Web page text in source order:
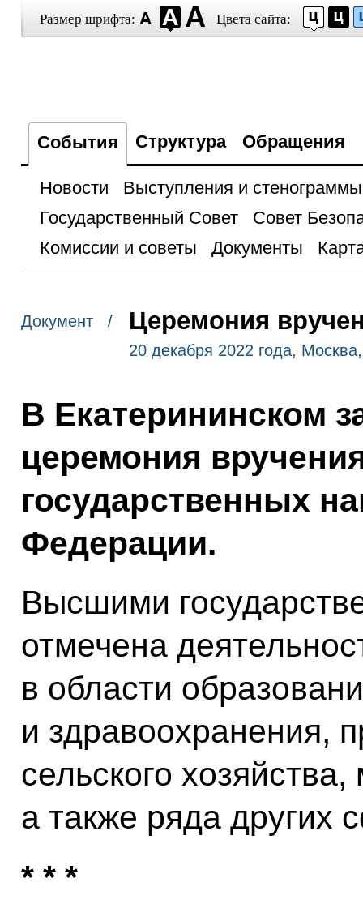
Размер шрифта: Цвета сайта:
События Структура Обращения
Новости
Выступления и стенограммы
Государственный Совет
Совет
Комиссии и советы
Документы
Документ / Церемония
20 декабря 2022 года,
В Екатерининском
церемония
государственных
Федерации.
Высшими
отмечена
в области
и здравоохранения,
сельского
а также ряда других
* * *